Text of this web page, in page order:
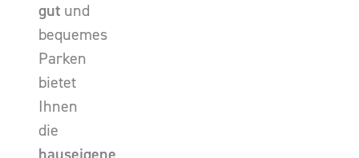
gut und
bequemes
Parken
bietet
Ihnen
die